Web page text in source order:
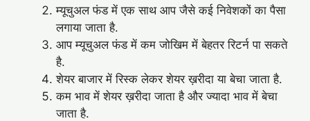
म्यूचुअल फंड में एक साथ आप जैसे कई निवेशकों का पैसा
लगाया जाता है.
आप म्यूचुअल फंड में कम जोखिम में बेहतर रिटर्न पा सकते
है.
शेयर बाजार में रिस्क लेकर शेयर ख़रीदा या बेचा जाता है.
कम भाव में शेयर ख़रीदा जाता है और ज्यादा भाव में बेचा
जाता है.